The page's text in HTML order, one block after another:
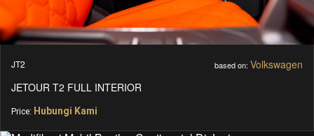
JT2 based on: Volkswagen
JETOUR T2 FULL INTERIOR
Price: Hubungi Kami